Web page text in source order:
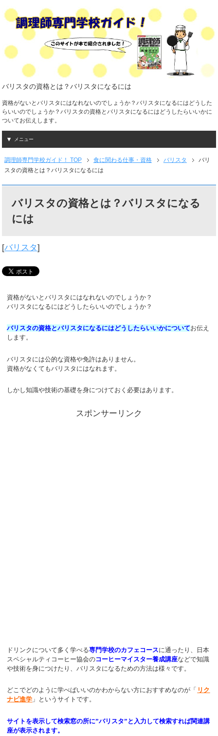
バリスタの資格とは？バリスタになるには
資格がないとバリスタにはなれないのでしょうか？バリスタになるにはどうした
らいいのでしょうか？バリスタの資格とバリスタになるにはどうしたらいいかに
ついてお伝えします。
メニュー
調理師専門学校ガイド！ TOP 食に関わる仕事・資格 バリスタ
バリ
スタの資格とは？バリスタになるには
バリスタの資格とは？バリスタになる
には
[バリスタ]
資格がないとバリスタにはなれないのでしょうか？
バリスタになるにはどうしたらいいのでしょうか？
バリスタの資格とバリスタになるにはどうしたらいいかについてお伝え
します。
バリスタには公的な資格や免許はありません。
資格がなくてもバリスタにはなれます。
しかし知識や技術の基礎を身につけておく必要はあります。
スポンサーリンク
ドリンクについて多く学べる専門学校のカフェコースに通ったり、日本
スペシャルティコーヒー協会のコーヒーマイスター養成講座などで知識
や技術を身につけたり、バリスタになるための方法は様々です。
どこでどのように学べばいいのかわからない方におすすめなのが「 リク
ナビ進学 」というサイトです。
サイトを表示して検索窓の所に”バリスタ”と入力して検索すれば関連講
座が表示されます。